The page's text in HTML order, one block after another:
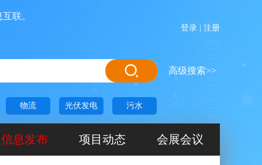
登录 注册
高级搜索>>
物流 光伏发电 污水
信息发布 项目动态 会展会议